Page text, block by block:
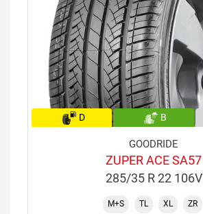
D B
GOODRIDE
ZUPER ACE SA57
285/35 R 22 106V
M+S TL XL ZR